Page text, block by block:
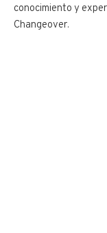
conocimiento y
Changeover.